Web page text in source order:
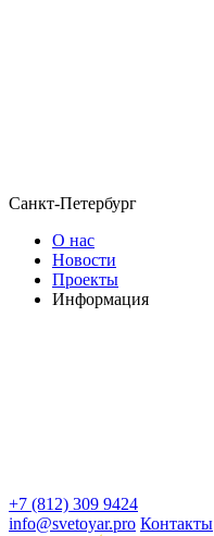
Санкт-Петербург
О нас
Новости
Проекты
Информация
+7 (812) 309 9424
info@svetoyar.pro Контакты